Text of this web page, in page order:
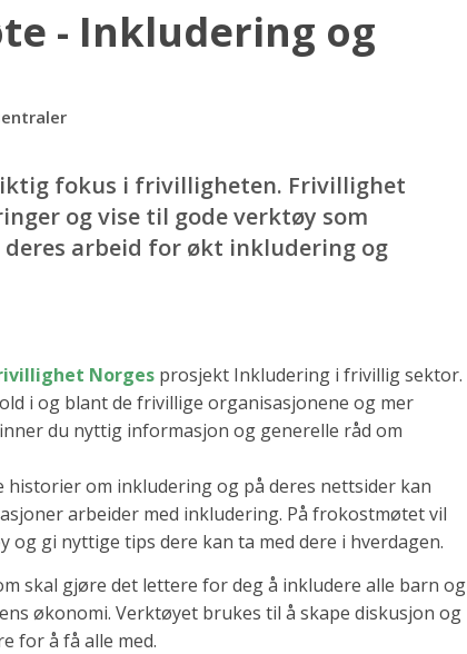
- Inkludering og
fokus i frivilligheten. Frivillighet
og vise til gode verktøy som
arbeid for økt inkludering og
Norges prosjekt Inkludering i frivillig sektor.
i og blant de frivillige organisasjonene og mer
du nyttig informasjon og generelle råd om
om inkludering og på deres nettsider kan
arbeider med inkludering. På frokostmøtet vil
gi nyttige tips dere kan ta med dere i hverdagen.
skal gjøre det lettere for deg å inkludere alle barn og
økonomi. Verktøyet brukes til å skape diskusjon og
for å få alle med.